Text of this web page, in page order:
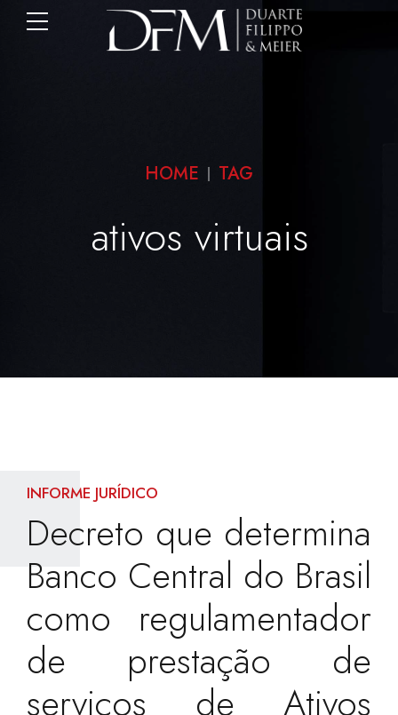
HOME TAG
ativos virtuais
INFORME JURÍDICO
Decreto que determina
Banco Central do Brasil
como regulamentador
de prestação de
serviços de Ativos